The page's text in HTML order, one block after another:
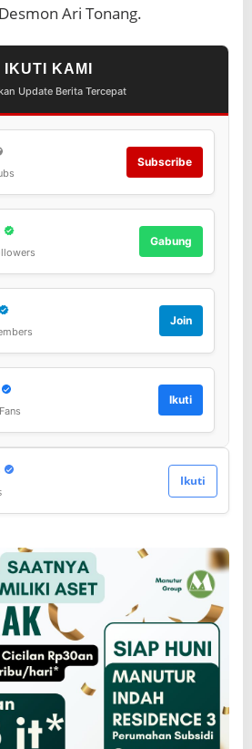
g
i
a
d
a
r
Ari Tonang.
IKUTI KAMI
Update Berita Tercepat
Subscribe
Gabung
Join
Fans
Ikuti
Ikuti